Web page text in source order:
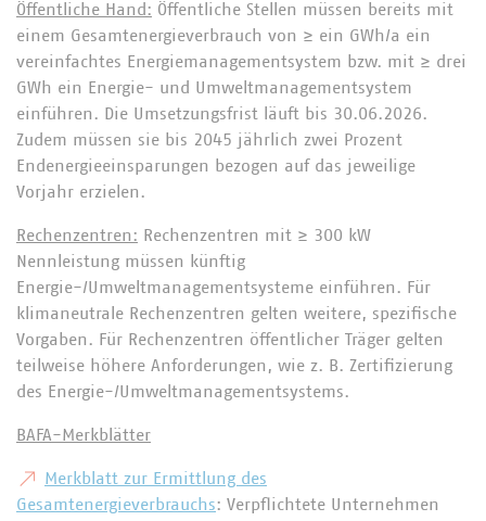
Öffentliche Hand: Öffentliche Stellen müssen bereits mit
einem Gesamtenergieverbrauch von ≥ ein GWh/a ein
vereinfachtes Energiemanagementsystem bzw. mit ≥ drei
GWh ein Energie- und Umweltmanagementsystem
einführen. Die Umsetzungsfrist läuft bis 30.06.2026.
Zudem müssen sie bis 2045 jährlich zwei Prozent
Endenergieeinsparungen bezogen auf das jeweilige
Vorjahr erzielen.
Rechenzentren: Rechenzentren mit ≥ 300 kW
Nennleistung müssen künftig
Energie-/Umweltmanagementsysteme einführen. Für
klimaneutrale Rechenzentren gelten weitere, spezifische
Vorgaben. Für Rechenzentren öffentlicher Träger gelten
teilweise höhere Anforderungen, wie z. B. Zertifizierung
des Energie-/Umweltmanagementsystems.
BAFA-Merkblätter
Merkblatt zur Ermittlung des
Gesamtenergieverbrauchs: Verpflichtete Unternehmen